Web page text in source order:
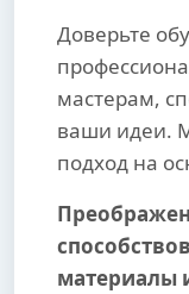
Доверьте
мастерам,
ваши идеи.
подход на
материалы